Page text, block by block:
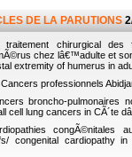
DE LA PARUTIONS
traitement chirurgical
chez lâ€™adulte et
extremity of humerus in
professionnels
broncho-pulmonaires
cell lung cancers in CÃ´te
congÃ©nitales
congenital cardiopathy